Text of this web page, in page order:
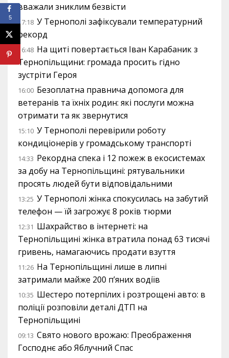
вважали зниклим безвісти
17:18 У Тернополі зафіксували температурний
рекорд
16:48 На щиті повертається Іван Карабаник з
Тернопільщини: громада просить гідно
зустріти Героя
16:00 Безоплатна правнича допомога для
ветеранів та їхніх родин: які послуги можна
отримати та як звернутися
15:10 У Тернополі перевірили роботу
кондиціонерів у громадському транспорті
14:33 Рекордна спека і 12 пожеж в екосистемах
за добу на Тернопільщині: рятувальники
просять людей бути відповідальними
13:25 У Тернополі жінка спокусилась на забутий
телефон — їй загрожує 8 років тюрми
12:31 Шахрайство в інтернеті: на
Тернопільщині жінка втратила понад 63 тисячі
гривень, намагаючись продати взуття
11:26 На Тернопільщині лише в липні
затримали майже 200 п’яних водіїв
10:35 Шестеро потерпілих і розтрощені авто: в
поліції розповіли деталі ДТП на
Тернопільщині
09:13 Свято нового врожаю: Преображення
Господнє або Яблучний Спас
5